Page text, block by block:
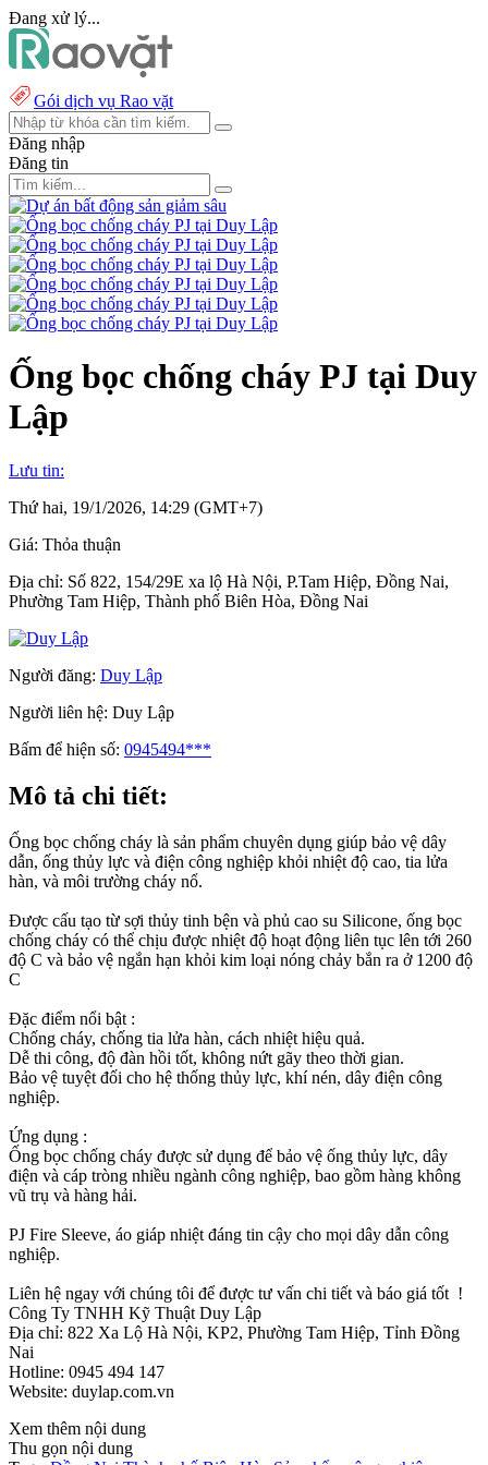
Đang xử lý...
Gói dịch vụ Rao vặt
Đăng nhập
Đăng tin
Ống bọc chống cháy PJ tại Duy
Lập
Lưu tin:
Thứ hai, 19/1/2026, 14:29 (GMT+7)
Giá: Thỏa thuận
Địa chỉ: Số 822, 154/29E xa lộ Hà Nội, P.Tam Hiệp, Đồng Nai,
Phường Tam Hiệp, Thành phố Biên Hòa, Đồng Nai
Người đăng: Duy Lập
Người liên hệ: Duy Lập
Bấm để hiện số: 0945494***
Mô tả chi tiết:
Ống bọc chống cháy là sản phẩm chuyên dụng giúp bảo vệ dây
dẫn, ống thủy lực và điện công nghiệp khỏi nhiệt độ cao, tia lửa
hàn, và môi trường cháy nổ.
Được cấu tạo từ sợi thủy tinh bện và phủ cao su Silicone, ống bọc
chống cháy có thể chịu được nhiệt độ hoạt động liên tục lên tới 260
độ C và bảo vệ ngắn hạn khỏi kim loại nóng chảy bắn ra ở 1200 độ
C
Đặc điểm nổi bật :
Chống cháy, chống tia lửa hàn, cách nhiệt hiệu quả.
Dễ thi công, độ đàn hồi tốt, không nứt gãy theo thời gian.
Bảo vệ tuyệt đối cho hệ thống thủy lực, khí nén, dây điện công
nghiệp.
Ứng dụng :
Ống bọc chống cháy được sử dụng để bảo vệ ống thủy lực, dây
điện và cáp tròng nhiều ngành công nghiệp, bao gồm hàng không
vũ trụ và hàng hải.
PJ Fire Sleeve, áo giáp nhiệt đáng tin cậy cho mọi dây dẫn công
nghiệp.
Liên hệ ngay với chúng tôi để được tư vấn chi tiết và báo giá tốt !
Công Ty TNHH Kỹ Thuật Duy Lập
Địa chỉ: 822 Xa Lộ Hà Nội, KP2, Phường Tam Hiệp, Tỉnh Đồng
Nai
Hotline: 0945 494 147
Website: duylap.com.vn
Xem thêm nội dung
Thu gọn nội dung